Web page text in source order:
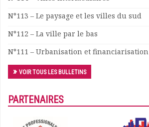
N°113 – Le paysage et les villes du sud
N°112 – La ville par le bas
N°111 – Urbanisation et financiarisation
VOIR TOUS LES BULLETINS
PARTENAIRES